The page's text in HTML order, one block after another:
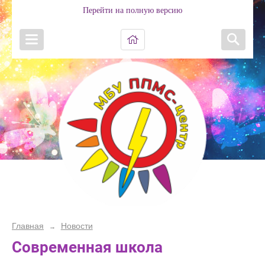
Перейти на полную версию
Главная → Новости
Современная школа